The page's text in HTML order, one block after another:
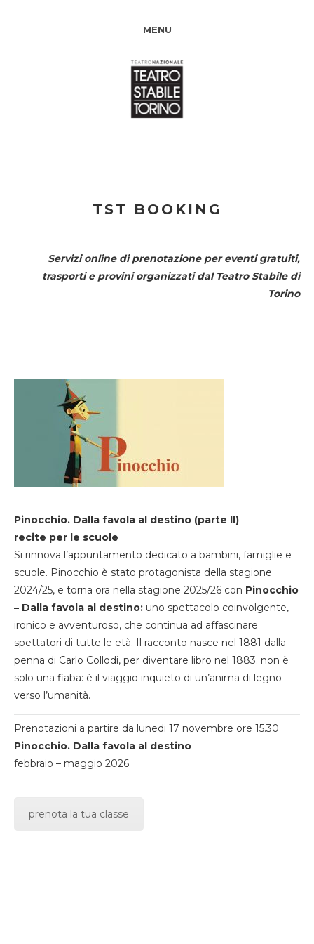
MENU
TST BOOKING
Servizi online di prenotazione per eventi gratuiti,
trasporti e provini organizzati dal Teatro Stabile di
Torino
Pinocchio. Dalla favola al destino (parte II)
recite per le scuole
Si rinnova l’appuntamento dedicato a bambini, famiglie e
scuole. Pinocchio è stato protagonista della stagione
2024/25, e torna ora nella stagione 2025/26 con Pinocchio
– Dalla favola al destino: uno spettacolo coinvolgente,
ironico e avventuroso, che continua ad affascinare
spettatori di tutte le età. Il racconto nasce nel 1881 dalla
penna di Carlo Collodi, per diventare libro nel 1883. non è
solo una fiaba: è il viaggio inquieto di un’anima di legno
verso l’umanità.
Prenotazioni a partire da lunedi 17 novembre ore 15.30
Pinocchio. Dalla favola al destino
febbraio – maggio 2026
prenota la tua classe